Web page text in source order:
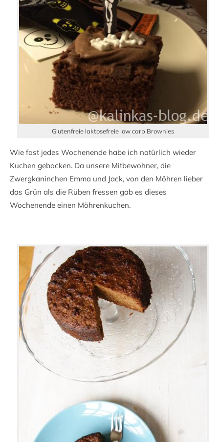
Glutenfreie laktosefreie low carb Brownies
Wie fast jedes Wochenende habe ich natürlich wieder
Kuchen gebacken. Da unsere Mitbewohner, die
Zwergkaninchen Emma und Jack, von den Möhren lieber
das Grün als die Rüben fressen gab es dieses
Wochenende einen Möhrenkuchen.